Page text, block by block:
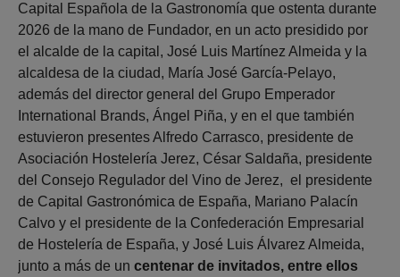
Capital Española de la Gastronomía que ostenta durante
2026 de la mano de Fundador, en un acto presidido por
el alcalde de la capital, José Luis Martínez Almeida y la
alcaldesa de la ciudad, María José García-Pelayo,
además del director general del Grupo Emperador
International Brands, Ángel Piña, y en el que también
estuvieron presentes Alfredo Carrasco, presidente de
Asociación Hostelería Jerez, César Saldaña, presidente
del Consejo Regulador del Vino de Jerez, el presidente
de Capital Gastronómica de España, Mariano Palacín
Calvo y el presidente de la Confederación Empresarial
de Hostelería de España, y José Luis Álvarez Almeida,
junto a más de un centenar de invitados, entre ellos